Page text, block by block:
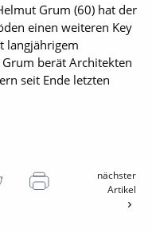
Grum (60) hat der
einen weiteren Key
langjährigem
berät Architekten
seit Ende letzten
nächster
Artikel